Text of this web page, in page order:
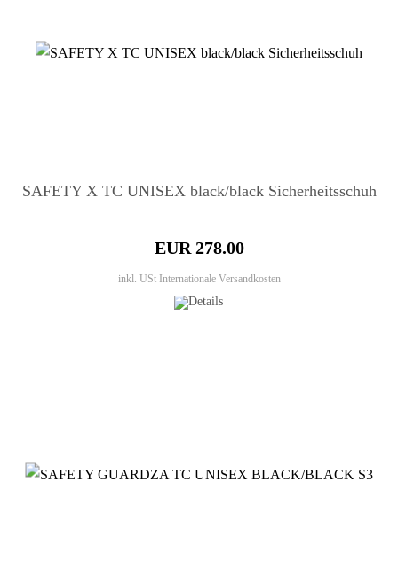
SAFETY X TC UNISEX black/black Sicherheitsschuh
EUR 278.00
inkl. USt Internationale Versandkosten